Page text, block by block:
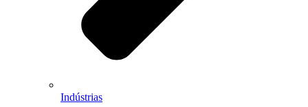
Indústrias